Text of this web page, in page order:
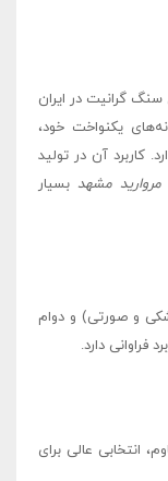
سنگ گرانیت در ایران
یکنواخت خود،
کاربرد آن در تولید
مشهدبسیار
و صورتی) و دوام
فراوانی دارد.
انتخابی عالی برای